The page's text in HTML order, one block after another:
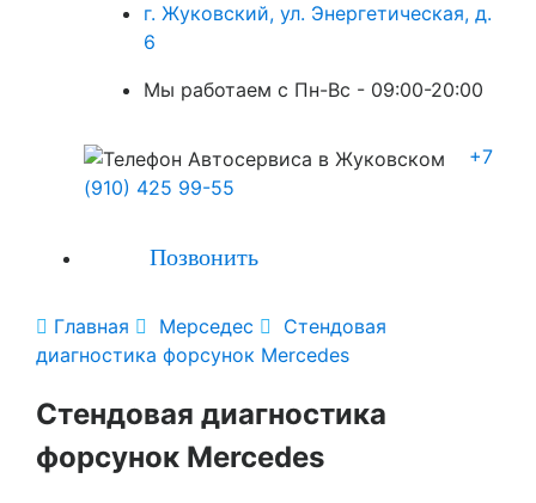
г. Жуковский, ул. Энергетическая, д.
6
Мы работаем с Пн-Вc - 09:00-20:00
+7
(910) 425 99-55
Позвонить
 Главная  Мерседес 
Стендовая
диагностика форсунок Mercedes
Стендовая диагностика
форсунок Mercedes